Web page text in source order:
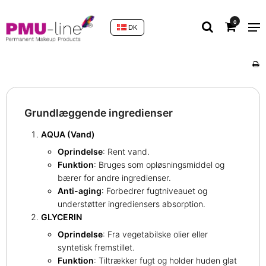
0
DK
Grundlæggende ingredienser
AQUA (Vand)
Oprindelse: Rent vand.
Funktion: Bruges som opløsningsmiddel og
bærer for andre ingredienser.
Anti-aging: Forbedrer fugtniveauet og
understøtter ingrediensers absorption.
GLYCERIN
Oprindelse: Fra vegetabilske olier eller
syntetisk fremstillet.
Funktion: Tiltrækker fugt og holder huden glat